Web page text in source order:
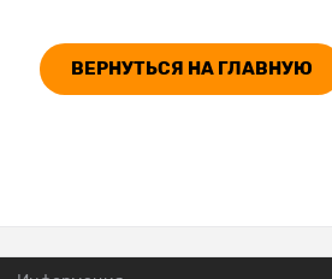
ВЕРНУТЬСЯ НА ГЛАВНУЮ